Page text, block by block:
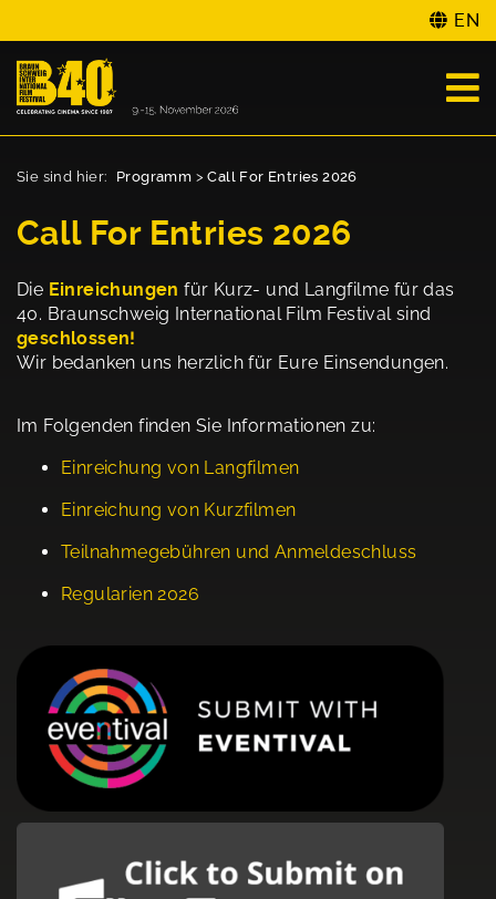
EN
Sie sind hier: Programm >Call For Entries 2026
Call For Entries 2026
Die Einreichungen für Kurz- und Langfilme für das
40. Braunschweig International Film Festival sind
geschlossen!
Wir bedanken uns herzlich für Eure Einsendungen.
Im Folgenden finden Sie Informationen zu:
Einreichung von Langfilmen
Einreichung von Kurzfilmen
Teilnahmegebühren und Anmeldeschluss
Regularien 2026